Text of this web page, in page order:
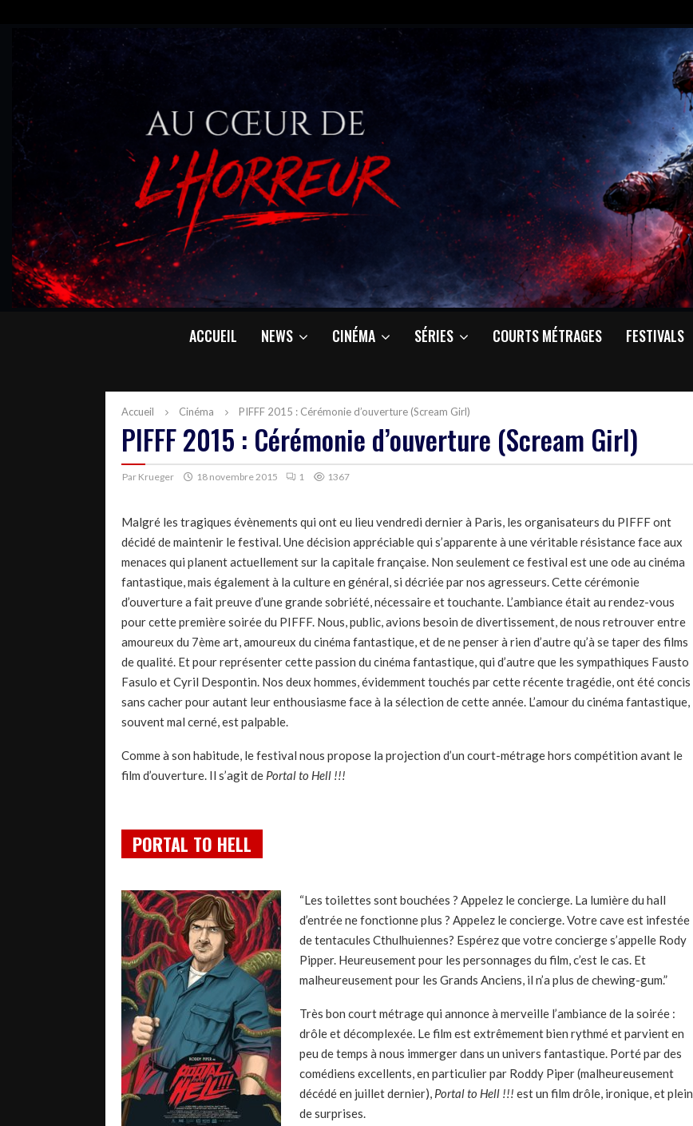
ACCUEIL NEWS CINÉMA SÉRIES COURTS MÉTRAGES FESTIVALS
Accueil Cinéma PIFFF 2015 : Cérémonie d’ouverture (Scream Girl)
PIFFF 2015 : Cérémonie d’ouverture (Scream Girl)
Par Krueger 18 novembre 2015 1 1367
Malgré les tragiques évènements qui ont eu lieu vendredi dernier à Paris, les organisateurs du PIFFF ont
décidé de maintenir le festival. Une décision appréciable qui s’apparente à une véritable résistance face aux
menaces qui planent actuellement sur la capitale française. Non seulement ce festival est une ode au cinéma
fantastique, mais également à la culture en général, si décriée par nos agresseurs. Cette cérémonie
d’ouverture a fait preuve d’une grande sobriété, nécessaire et touchante. L’ambiance était au rendez-vous
pour cette première soirée du PIFFF. Nous, public, avions besoin de divertissement, de nous retrouver entre
amoureux du 7ème art, amoureux du cinéma fantastique, et de ne penser à rien d’autre qu’à se taper des films
de qualité. Et pour représenter cette passion du cinéma fantastique, qui d’autre que les sympathiques Fausto
Fasulo et Cyril Despontin. Nos deux hommes, évidemment touchés par cette récente tragédie, ont été concis
sans cacher pour autant leur enthousiasme face à la sélection de cette année. L’amour du cinéma fantastique,
souvent mal cerné, est palpable.
Comme à son habitude, le festival nous propose la projection d’un court-métrage hors compétition avant le
film d’ouverture. Il s’agit de Portal to Hell !!!
PORTAL TO HELL
“Les toilettes sont bouchées ? Appelez le concierge. La lumière du hall
d’entrée ne fonctionne plus ? Appelez le concierge. Votre cave est infestée
de tentacules Cthulhuiennes? Espérez que votre concierge s’appelle Rody
Pipper. Heureusement pour les personnages du film, c’est le cas. Et
malheureusement pour les Grands Anciens, il n’a plus de chewing-gum.”
Très bon court métrage qui annonce à merveille l’ambiance de la soirée :
drôle et décomplexée. Le film est extrêmement bien rythmé et parvient en
peu de temps à nous immerger dans un univers fantastique. Porté par des
comédiens excellents, en particulier par Roddy Piper (malheureusement
décédé en juillet dernier), Portal to Hell !!! est un film drôle, ironique, et plein
de surprises.